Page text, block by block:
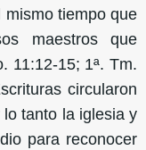
mismo tiempo que
maestros que
11:12-15; 1ª. Tm.
circularon
tanto la iglesia y
para reconocer